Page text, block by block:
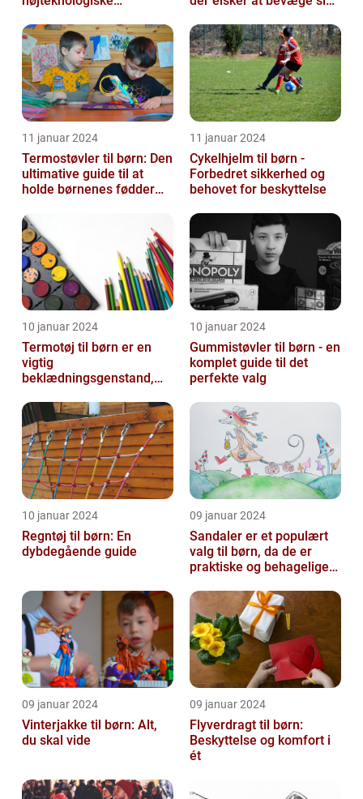
11 januar 2024
Termostøvler til børn: Den
ultimative guide til at
holde børnenes fødder
11 januar 2024
Cykelhjelm til børn -
Forbedret sikkerhed og
behovet for beskyttelse
10 januar 2024
Termotøj til børn er en
vigtig
beklædningsgenstand,
kommer igennem kolde
vi...
10 januar 2024
Gummistøvler til børn - en
komplet guide til det
perfekte valg
10 januar 2024
Regntøj til børn: En
dybdegående guide
09 januar 2024
Sandaler er et populært
valg til børn, da de er
praktiske og behagelige
09 januar 2024
Vinterjakke til børn: Alt,
du skal vide
09 januar 2024
Flyverdragt til børn:
Beskyttelse og komfort i
ét